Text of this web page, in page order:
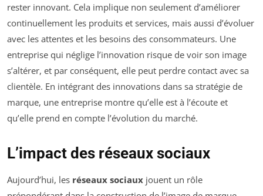
rester innovant. Cela implique non seulement d’améliorer
continuellement les produits et services, mais aussi d’évoluer
avec les attentes et les besoins des consommateurs. Une
entreprise qui néglige l’innovation risque de voir son image
s’altérer, et par conséquent, elle peut perdre contact avec sa
clientèle. En intégrant des innovations dans sa stratégie de
marque, une entreprise montre qu’elle est à l’écoute et
qu’elle prend en compte l’évolution du marché.
L’impact des réseaux sociaux
Aujourd’hui, les réseaux sociaux jouent un rôle